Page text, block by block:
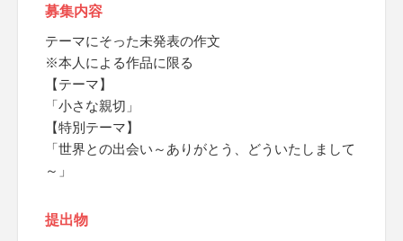
募集内容
テーマにそった未発表の作文
※本人による作品に限る
【テーマ】
「小さな親切」
【特別テーマ】
「世界との出会い～ありがとう、どういたしまして
～」
提出物